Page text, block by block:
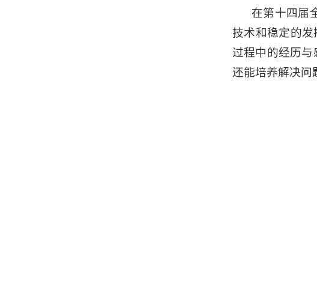
在第十四届
技术和稳定的发
过程中的经历与
还能培养解决问